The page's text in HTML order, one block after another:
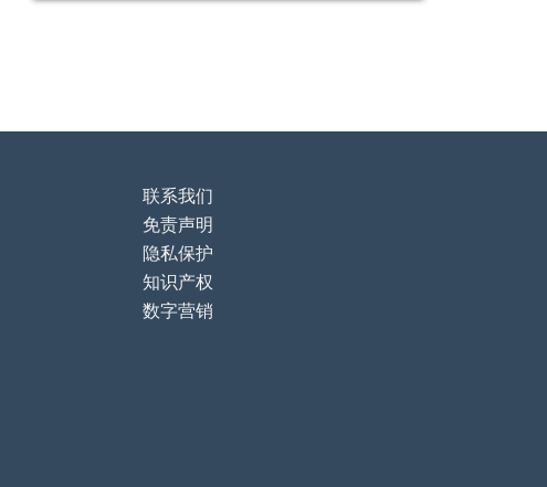
联系我们
免责声明
隐私保护
知识产权
数字营销